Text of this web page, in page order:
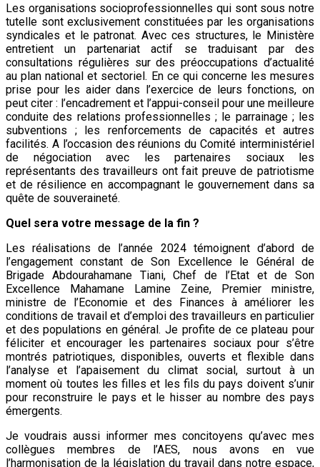
Les organisations socioprofessionnelles qui sont sous notre
tutelle sont exclusivement constituées par les organisations
syndicales et le patronat. Avec ces structures, le Ministère
entretient un partenariat actif se traduisant par des
consultations régulières sur des préoccupations d’actualité
au plan national et sectoriel. En ce qui concerne les mesures
prise pour les aider dans l’exercice de leurs fonctions, on
peut citer : l’encadrement et l’appui-conseil pour une meilleure
conduite des relations professionnelles ; le parrainage ; les
subventions ; les renforcements de capacités et autres
facilités. A l’occasion des réunions du Comité interministériel
de négociation avec les partenaires sociaux les
représentants des travailleurs ont fait preuve de patriotisme
et de résilience en accompagnant le gouvernement dans sa
quête de souveraineté.
Quel sera votre message de la fin ?
Les réalisations de l’année 2024 témoignent d’abord de
l’engagement constant de Son Excellence le Général de
Brigade Abdourahamane Tiani, Chef de l’Etat et de Son
Excellence Mahamane Lamine Zeine, Premier ministre,
ministre de l’Economie et des Finances à améliorer les
conditions de travail et d’emploi des travailleurs en particulier
et des populations en général. Je profite de ce plateau pour
féliciter et encourager les partenaires sociaux pour s’être
montrés patriotiques, disponibles, ouverts et flexible dans
l’analyse et l’apaisement du climat social, surtout à un
moment où toutes les filles et les fils du pays doivent s’unir
pour reconstruire le pays et le hisser au nombre des pays
émergents.
Je voudrais aussi informer mes concitoyens qu’avec mes
collègues membres de l’AES, nous avons en vue
l’harmonisation de la législation du travail dans notre espace,